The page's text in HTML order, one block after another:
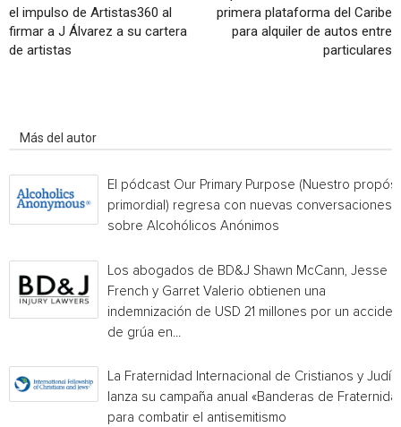
el impulso de Artistas360 al
firmar a J Álvarez a su cartera
de artistas
primera plataforma del Caribe
para alquiler de autos entre
particulares
Más del autor
El pódcast Our Primary Purpose (Nuestro
primordial) regresa con nuevas conversaciones
sobre Alcohólicos Anónimos
Los abogados de BD&J Shawn McCann, Jesse
French y Garret Valerio obtienen una
indemnización de USD 21 millones por un
de grúa en...
La Fraternidad Internacional de Cristianos y
lanza su campaña anual «Banderas de
para combatir el antisemitismo